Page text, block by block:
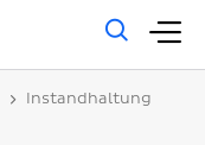
Instandhaltung